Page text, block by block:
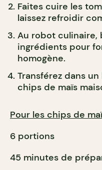
Faites cuire les
laissez refroidir
Au robot culinaire,
ingrédients pour
homogène.
Transférez dans
chips de maïs
Pour les chips de
6 portions
45 minutes de